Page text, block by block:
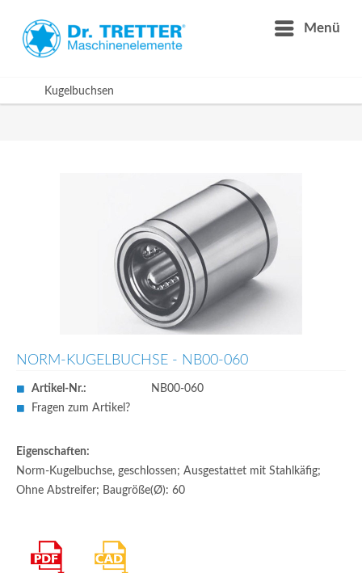
Menü
Kugelbuchsen
NORM-KUGELBUCHSE - NB00-060
Artikel-Nr.:
NB00-060
Fragen zum Artikel?
Eigenschaften:
Norm-Kugelbuchse, geschlossen; Ausgestattet mit Stahlkäfig;
Ohne Abstreifer; Baugröße(Ø): 60